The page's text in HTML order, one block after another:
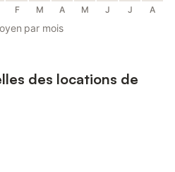
F M A M J J A
par mois
des locations de